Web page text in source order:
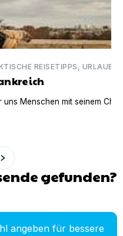
REISETIPPS,
Menschen mit seinem
gefunden?
angeben für bessere